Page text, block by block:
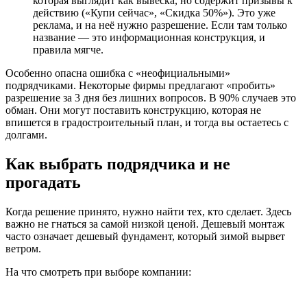
действию («Купи сейчас», «Скидка 50%»). Это уже
реклама, и на неё нужно разрешение. Если там только
название — это информационная конструкция, и
правила мягче.
Особенно опасна ошибка с «неофициальными»
подрядчиками. Некоторые фирмы предлагают «пробить»
разрешение за 3 дня без лишних вопросов. В 90% случаев это
обман. Они могут поставить конструкцию, которая не
впишется в градостроительный план, и тогда вы остаетесь с
долгами.
Как выбрать подрядчика и не
прогадать
Когда решение принято, нужно найти тех, кто сделает. Здесь
важно не гнаться за самой низкой ценой. Дешевый монтаж
часто означает дешевый фундамент, который зимой вырвет
ветром.
На что смотреть при выборе компании: